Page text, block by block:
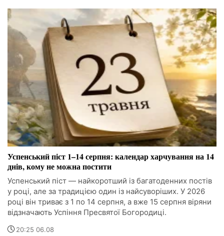
Успенський піст 1–14 серпня: календар харчування на 14
днів, кому не можна постити
Успенський піст — найкоротший із багатоденних постів
у році, але за традицією один із найсуворіших. У 2026
році він триває з 1 по 14 серпня, а вже 15 серпня віряни
відзначають Успіння Пресвятої Богородиці.
20:25 06.08